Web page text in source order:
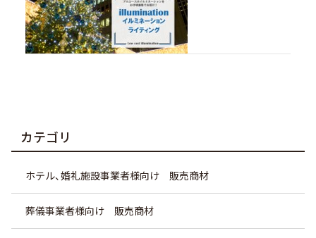
カテゴリ
ホテル、婚礼施設事業者様向け 販売商材
葬儀事業者様向け 販売商材